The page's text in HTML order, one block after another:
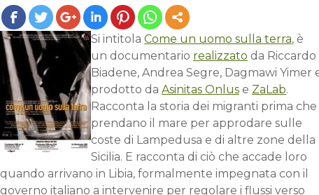
Si intitola Come un uomo sulla terra, è
un documentario realizzato da Riccardo
Biadene, Andrea Segre, Dagmawi Yimer
prodotto da Asinitas Onlus e ZaLab.
Racconta la storia dei migranti prima che
prendano il mare per approdare sulle
coste di Lampedusa e di altre zone della
Sicilia. E racconta di ciò che accade loro
quando arrivano in Libia, formalmente impegnata con il
governo italiano a intervenire per regolare i flussi verso